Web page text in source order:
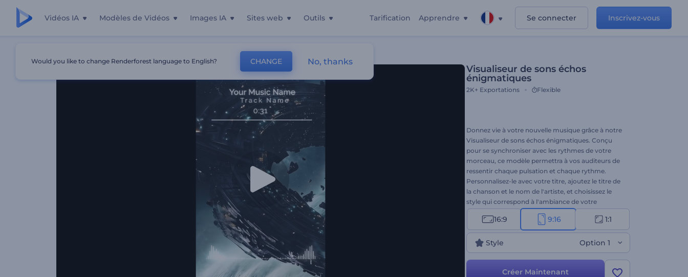
Vidéos IA Modèles de Vidéos Images IA Sites web Outils Tarification Apprendre Se connecter Inscrivez-vous
Visualiseur de sons échos
énigmatiques
2K+ Exportations Flexible
Donnez vie à votre nouvelle musique grâce à notre
Visualiseur de sons échos énigmatiques. Conçu
pour se synchroniser avec les rythmes de votre
morceau, ce modèle permettra à vos auditeurs de
ressentir chaque pulsation et chaque rythme.
Personnalisez-le avec votre titre, ajoutez le titre de
la chanson et le nom de l'artiste, et choisissez le
style qui correspond à l'ambiance de votre
musique. Ce modèle est parfait pour les nouvelles
sorties de single, les promotions d'albums de
musique, les présentations de pochettes, les
événements musicaux et bien plus encore. Créez
dès maintenant et augmentez le nombre de vos
fans de musique !
16:9 9:16 1:1
Style Option 1
Créer Maintenant
Would you like to change Renderforest language to English? CHANGE No, thanks